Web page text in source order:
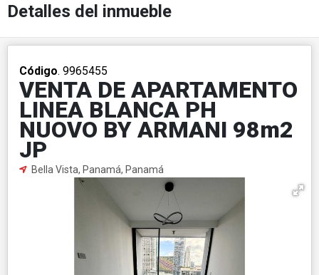
Detalles del inmueble
Código. 9965455
VENTA DE APARTAMENTO
LINEA BLANCA PH
NUOVO BY ARMANI 98m2
JP
Bella Vista, Panamá, Panamá